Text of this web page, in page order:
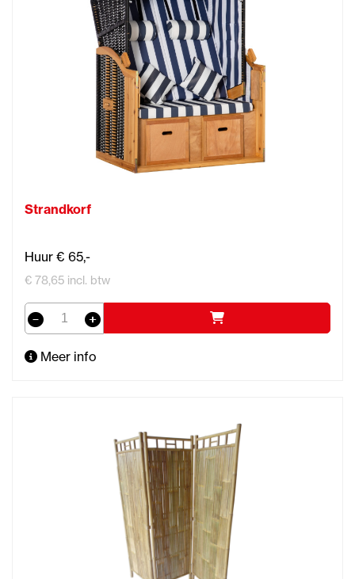
Strandkorf
Huur € 65,-
€ 78,65 incl. btw
Meer info